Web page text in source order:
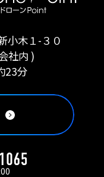
小木１-３０
社内 )
23分